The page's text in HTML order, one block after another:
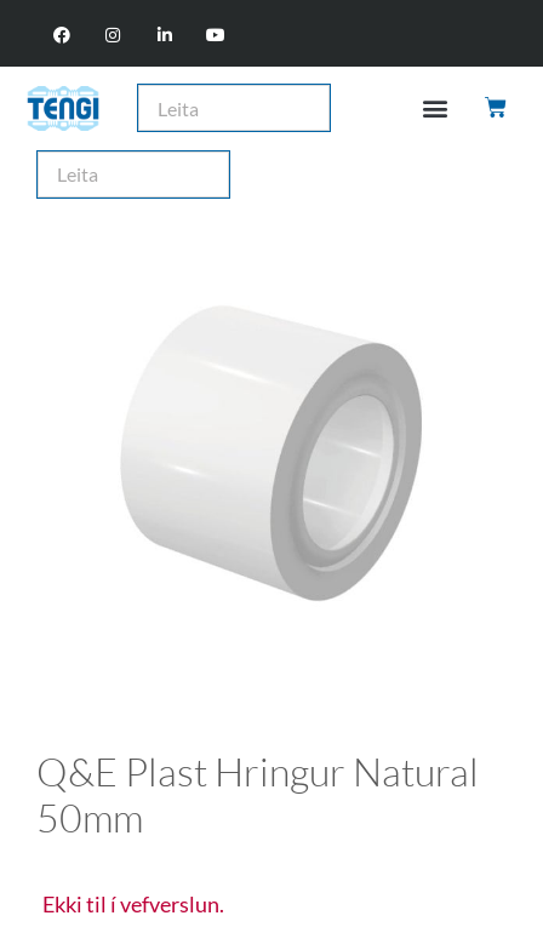
Q&E Plast Hringur Natural
50mm
Ekki til í vefverslun.